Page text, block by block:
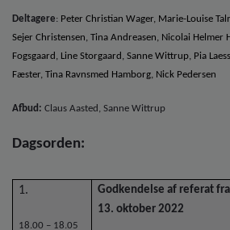
Deltagere: Peter Christian Wager, Marie-Louise
Sejer Christensen, Tina Andreasen, Nicolai Helmer
Fogsgaard, Line Storgaard, Sanne Wittrup, Pia
Fæster, Tina Ravnsmed Hamborg, Nick Pedersen
Afbud: Claus Aasted, Sanne Wittrup
Dagsorden:
1.
18.00 – 18.05
Godkendelse af referat
13. oktober 2022